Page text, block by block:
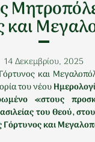
και
14 Δεκεμβρίου, 2025
και
του νέου
«στους
του Θεού,
Γόρτυνος και